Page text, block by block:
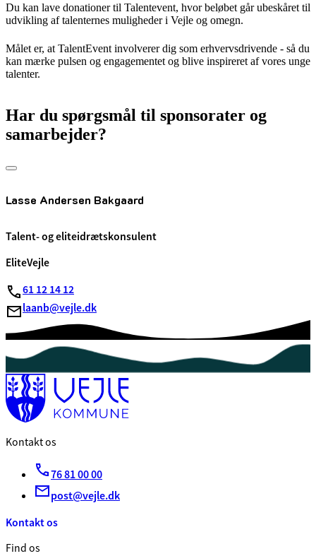
Du kan lave donationer til Talentevent, hvor beløbet går ubeskåret til
udvikling af talenternes muligheder i Vejle og omegn.
Målet er, at TalentEvent involverer dig som erhvervsdrivende - så du
kan mærke pulsen og engagementet og blive inspireret af vores unge
talenter.
Har du spørgsmål til sponsorater og
samarbejder?
Lasse Andersen Bakgaard
Talent- og eliteidrætskonsulent
EliteVejle
61 12 14 12
laanb@vejle.dk
Kontakt os
76 81 00 00
post@vejle.dk
Kontakt os
Find os